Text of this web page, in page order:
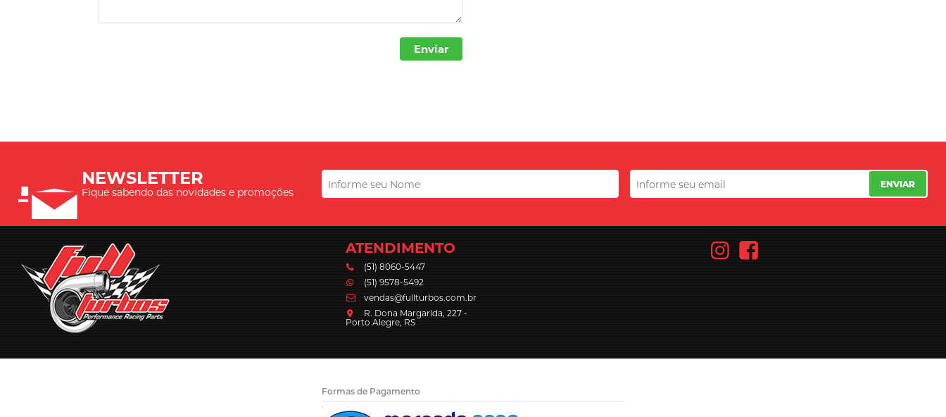
Enviar
NEWSLETTER
Fique sabendo das novidades e promoções
ENVIAR
ATENDIMENTO
(51) 8060-5447
(51) 9578-5492
vendas@fullturbos.com.br
R. Dona Margarida, 227 -
Porto Alegre, RS
Formas de Pagamento